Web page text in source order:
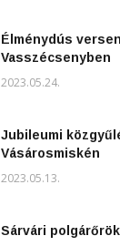
Élménydús
Vasszécsenyben
2023.05.24.
Jubileumi
Vásárosmiskén
2023.05.13.
Sárvári